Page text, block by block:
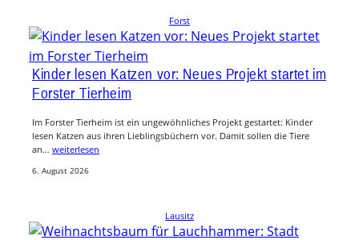
Forst
Kinder lesen Katzen vor: Neues Projekt startet im
Forster Tierheim
Im Forster Tierheim ist ein ungewöhnliches Projekt gestartet: Kinder
lesen Katzen aus ihren Lieblingsbüchern vor. Damit sollen die Tiere
an… weiterlesen
6. August 2026
Lausitz